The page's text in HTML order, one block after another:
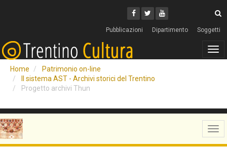
Facebook
Twitter
Youtube
Pubblicazioni Dipartimento Soggetti
Home
Patrimonio on-line
Il sistema AST - Archivi storici del Trentino
Progetto archivi Thun